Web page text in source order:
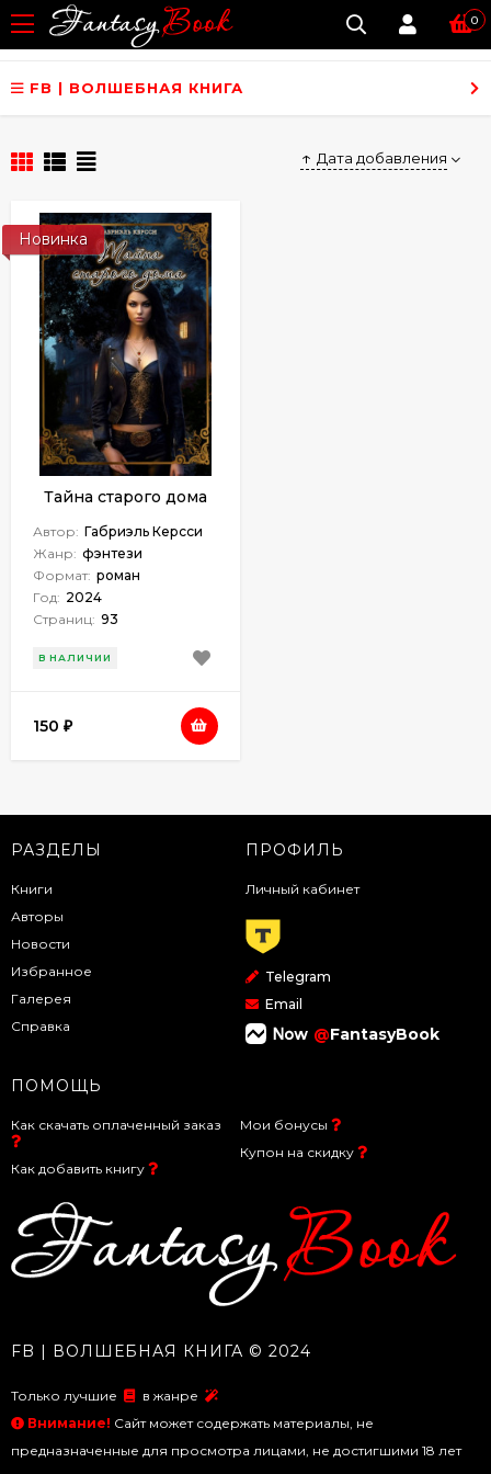
0
FB | ВОЛШЕБНАЯ КНИГА
Дата добавления
Новинка
Тайна старого дома
Автор: Габриэль Керсси
Жанр: фэнтези
Формат: роман
Год: 2024
Страниц: 93
В НАЛИЧИИ
150 ₽
РАЗДЕЛЫ
Книги
Авторы
Новости
Избранное
Галерея
Справка
ПРОФИЛЬ
Личный кабинет
Telegram
Email
@FantasyBook
ПОМОЩЬ
Как скачать оплаченный заказ
Как добавить книгу
Мои бонусы
Купон на скидку
FB | ВОЛШЕБНАЯ КНИГА © 2024
Только лучшие
в жанре
Внимание! Сайт может содержать материалы, не
предназначенные для просмотра лицами, не достигшими 18 лет